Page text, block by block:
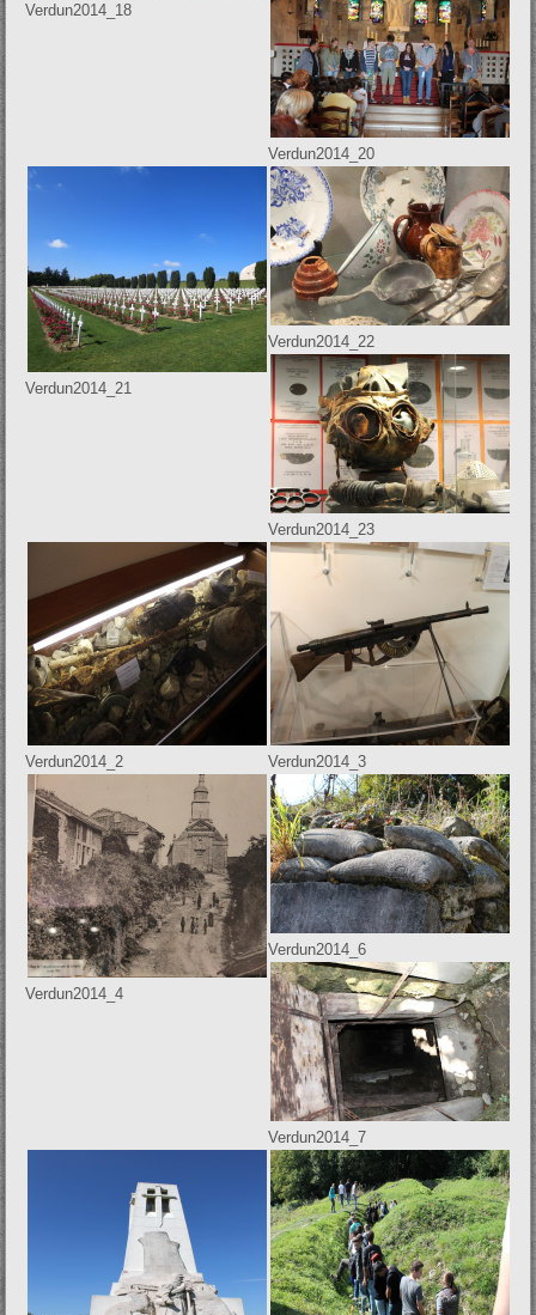
Verdun2014_18
Verdun2014_20
Verdun2014_21
Verdun2014_22
Verdun2014_23
Verdun2014_2 Verdun2014_3
Verdun2014_4
Verdun2014_6
Verdun2014_7